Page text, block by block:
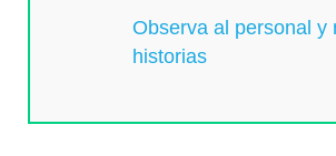
Observa al personal y
historias